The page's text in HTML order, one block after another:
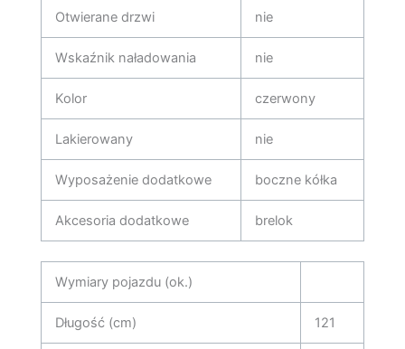
Otwierane drzwi nie
Wskaźnik naładowania nie
Kolor czerwony
Lakierowany nie
Wyposażenie dodatkowe boczne kółka
Akcesoria dodatkowe brelok
Wymiary pojazdu (ok.)
Długość (cm) 121